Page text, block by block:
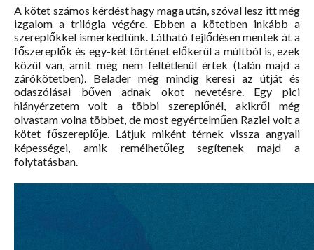
A kötet számos kérdést hagy maga után, szóval lesz itt még
izgalom a trilógia végére. Ebben a kötetben inkább a
szereplőkkel ismerkedtünk. Látható fejlődésen mentek át a
főszereplők és egy-két történet előkerül a múltból is, ezek
közül van, amit még nem feltétlenül értek (talán majd a
zárókötetben). Belader még mindig keresi az útját és
odaszólásai bőven adnak okot nevetésre. Egy pici
hiányérzetem volt a többi szereplőnél, akikről még
olvastam volna többet, de most egyértelműen Raziel volt a
kötet főszereplője. Látjuk miként térnek vissza angyali
képességei, amik remélhetőleg segítenek majd a
folytatásban.